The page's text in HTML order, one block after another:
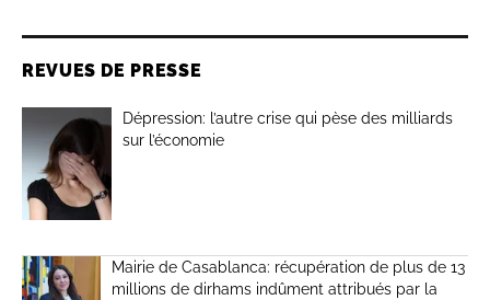
REVUES DE PRESSE
Dépression: l’autre crise qui pèse des milliards
sur l’économie
Mairie de Casablanca: récupération de plus de 13
millions de dirhams indûment attribués par la